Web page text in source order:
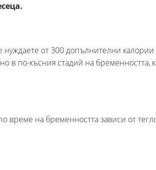
нуждаете от 300 допълнителни
в по-късния стадий на бременността,
време на бременността зависи от